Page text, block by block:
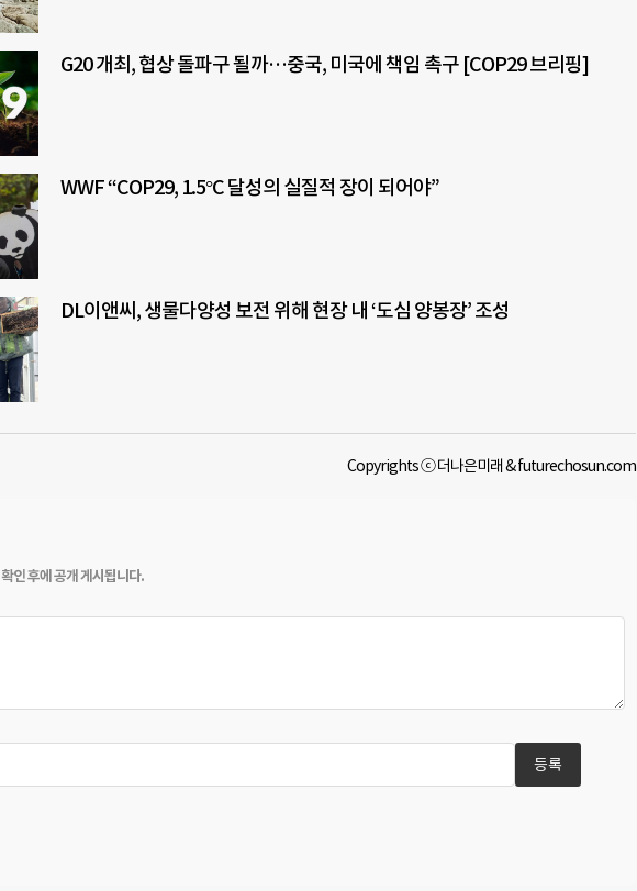
G20 개최, 협상 돌파구 될까…중국, 미국에 책임 촉구 [COP29 브리핑]
WWF “COP29, 1.5°C 달성의 실질적 장이 되어야”
DL이앤씨, 생물다양성 보전 위해 현장 내 ‘도심 양봉장’ 조성
Copyrights ⓒ 더나은미래 & futurechosun.com